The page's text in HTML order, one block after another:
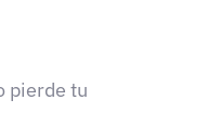
pierde tu